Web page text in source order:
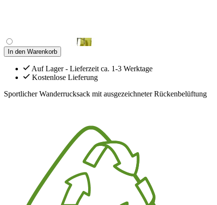
In den Warenkorb
Auf Lager - Lieferzeit ca. 1-3 Werktage
Kostenlose Lieferung
Sportlicher Wanderrucksack mit ausgezeichneter Rückenbelüftung